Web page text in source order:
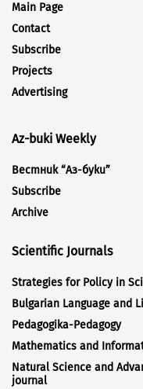
Main Page
Contact
Subscribe
Projects
Advertising
Az-buki Weekly
Вестник “Аз-буки”
Subscribe
Archive
Scientific Journals
Strategies for Policy in
Bulgarian Language and
Pedagogika-Pedagogy
Mathematics and
Natural Science and
journal